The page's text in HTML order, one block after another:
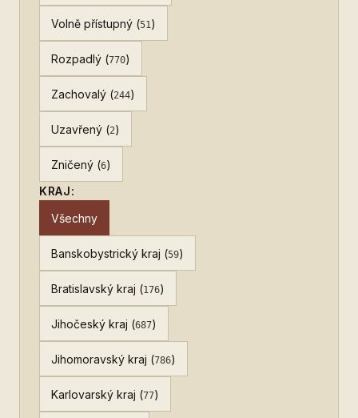
Volně přístupný (51 )
Rozpadlý (770)
Zachovalý (244)
Uzavřený (2)
Zničený (6)
KRAJ:
Všechny
Banskobystrický kraj (59)
Bratislavský kraj (176)
Jihočeský kraj (687)
Jihomoravský kraj (786)
Karlovarský kraj (77)